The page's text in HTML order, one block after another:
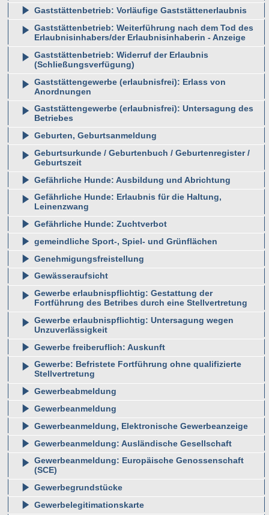
Gaststättenbetrieb: Vorläufige Gaststättenerlaubnis
Gaststättenbetrieb: Weiterführung nach dem Tod des
Erlaubnisinhabers/der Erlaubnisinhaberin - Anzeige
Gaststättenbetrieb: Widerruf der Erlaubnis
(Schließungsverfügung)
Gaststättengewerbe (erlaubnisfrei): Erlass von
Anordnungen
Gaststättengewerbe (erlaubnisfrei): Untersagung des
Betriebes
Geburten, Geburtsanmeldung
Geburtsurkunde / Geburtenbuch / Geburtenregister /
Geburtszeit
Gefährliche Hunde: Ausbildung und Abrichtung
Gefährliche Hunde: Erlaubnis für die Haltung,
Leinenzwang
Gefährliche Hunde: Zuchtverbot
gemeindliche Sport-, Spiel- und Grünflächen
Genehmigungsfreistellung
Gewässeraufsicht
Gewerbe erlaubnispflichtig: Gestattung der
Fortführung des Betribes durch eine Stellvertretung
Gewerbe erlaubnispflichtig: Untersagung wegen
Unzuverlässigkeit
Gewerbe freiberuflich: Auskunft
Gewerbe: Befristete Fortführung ohne qualifizierte
Stellvertretung
Gewerbeabmeldung
Gewerbeanmeldung
Gewerbeanmeldung, Elektronische Gewerbeanzeige
Gewerbeanmeldung: Ausländische Gesellschaft
Gewerbeanmeldung: Europäische Genossenschaft
(SCE)
Gewerbegrundstücke
Gewerbelegitimationskarte